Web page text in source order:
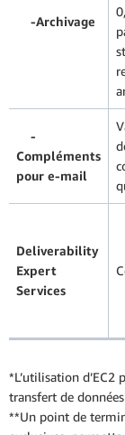
-Archivage
-
Compléments
pour e-mail
Deliverability
Expert
Services
*L’utilisation
transfert de données
**Un point de